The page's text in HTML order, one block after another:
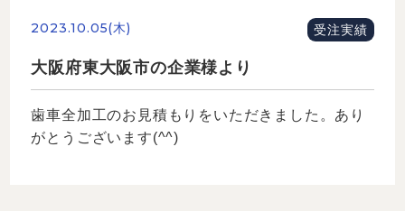
2023.10.05(木) 受注実績
大阪府東大阪市の企業様より
歯車全加工のお見積もりをいただきました。あり
がとうございます(^^)